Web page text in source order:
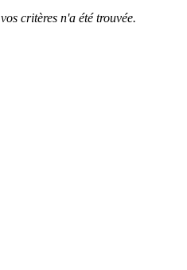
critères n'a été trouvée.